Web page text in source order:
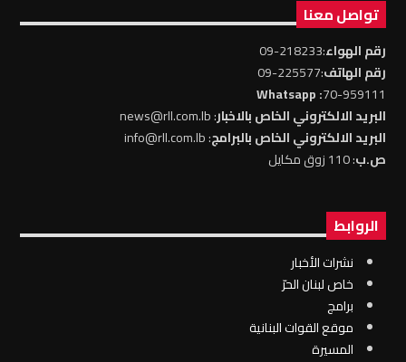
تواصل معنا
رقم الهواء:218233-09
رقم الهاتف:225577-09
70-959111
: Whatsapp
البريد الالكتروني الخاص بالاخبار: news@rll.com.lb
البريد الالكتروني الخاص بالبرامج: info@rll.com.lb
ص.ب: 110 زوق مكايل
الروابط
نشرات الأخبار
خاص لبنان الحرّ
برامج
موقع القوات البنانية
المسيرة